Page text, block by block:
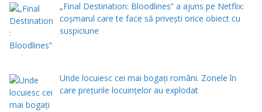
„Final Destination: Bloodlines” a ajuns pe Netflix:
coșmarul care te face să privești orice obiect cu
suspiciune
Unde locuiesc cei mai bogați români. Zonele în
care prețurile locuințelor au explodat